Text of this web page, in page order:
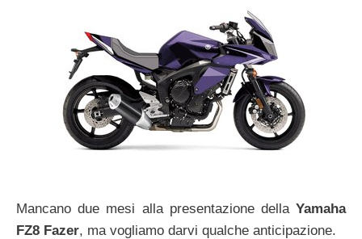
Mancano due mesi alla presentazione della Yamaha
FZ8 Fazer, ma vogliamo darvi qualche anticipazione.